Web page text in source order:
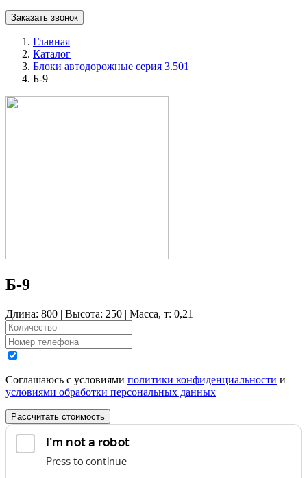
Заказать звонок
Главная
Каталог
Блоки автодорожные серия 3.501
Б-9
Б-9
Длина: 800 | Высота: 250 | Масса, т: 0,21
Соглашаюсь с условиями политики конфиденциальности и
условиями обработки персональных данных
Рассчитать стоимость